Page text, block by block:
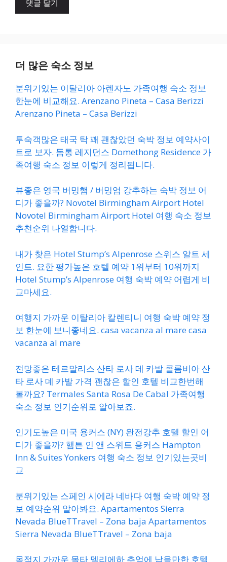
더 많은 숙소 정보
분위기있는 이탈리아 아렌자노 가족여행 숙소 정보
한눈에 비교해요. Arenzano Pineta – Casa Berizzi
Arenzano Pineta – Casa Berizzi
투숙객많은 태국 탁 꽤 괜찮았던 숙박 정보 예약사이
트로 보자. 돔통 레지던스 Domethong Residence 가
족여행 숙소 정보 이렇게 정리됩니다.
뷰좋은 영국 버밍햄 / 버밍엄 강추하는 숙박 정보 어
디가 좋을까? Novotel Birmingham Airport Hotel
Novotel Birmingham Airport Hotel 여행 숙소 정보
추천순위 나열합니다.
내가 찾은 Hotel Stump’s Alpenrose 스위스 알트 세
인트. 요한 평가높은 호텔 예약 1위부터 10위까지
Hotel Stump’s Alpenrose 여행 숙박 예약 어렵게 비
교마세요.
여행지 가까운 이탈리아 칼렌티니 여행 숙박 예약 정
보 한눈에 보니좋네요. casa vacanza al mare casa
vacanza al mare
전망좋은 테르말리스 산타 로사 데 카발 콜롬비아 산
타 로사 데 카발 가격 괜찮은 할인 호텔 비교한번해
볼까요? Termales Santa Rosa De Cabal 가족여행
숙소 정보 인기순위로 알아보죠.
인기도높은 미국 용커스 (NY) 완전강추 호텔 할인 어
디가 좋을까? 햄튼 인 앤 스위트 용커스 Hampton
Inn & Suites Yonkers 여행 숙소 정보 인기있는곳비
교
분위기있는 스페인 시에라 네바다 여행 숙박 예약 정
보 예약순위 알아봐요. Apartamentos Sierra
Nevada BlueTTravel – Zona baja Apartamentos
Sierra Nevada BlueTTravel – Zona baja
목적지 가까운 몰타 멜리에하 추억에 남을만한 호텔